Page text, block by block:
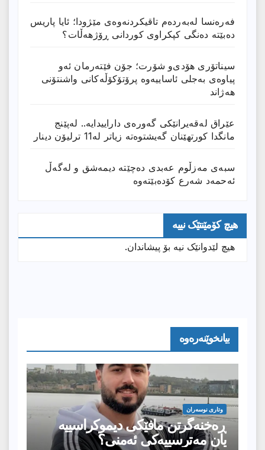
فەرەنسا لەبەردەم تاقیکردنەوەی مێژودا؛ ئایا پاریس
دەبێتە دەنگی کپکراوی کوردانی ڕۆژھەڵات؟
سیناتۆری هۆدی‌و شۆرت؛ جۆن فێتەرمان ئەو
پیاوەی بەجلی ئاساییەوە پرۆتۆکۆڵەکانی واشنتۆنی
هەژاند
عێراق له‌قه‌یرانێكى گه‌وره‌ى داراییدایه‌.. له‌پێنج
مانگدا كورتهێنان گه‌یشتوه‌ته‌ زیاتر له‌11 ترلیۆن دینار
سبەی مەزڵوم عەبدی دەچێتە دیمەشق و لەگەڵ
ئەحمەد شەرع کۆدەبێتەوە
هیچ کۆمێنتێک نییە
هیچ لێدوانێک نیە بۆ پیشاندان.
بیانخوێنەرەوە
وتارى نوسەران
ڕەخنەگرتن مافێکی دیموکراسییە
یان مەترسییەکی ئەمنی؟